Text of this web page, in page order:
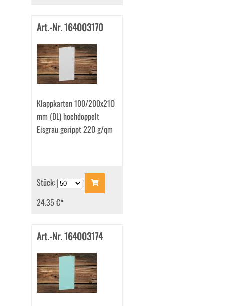
Art.-Nr. 164003170
Klappkarten 100/200x210
mm (DL) hochdoppelt
Eisgrau gerippt 220 g/qm
Stück:
24.35 €*
Art.-Nr. 164003174